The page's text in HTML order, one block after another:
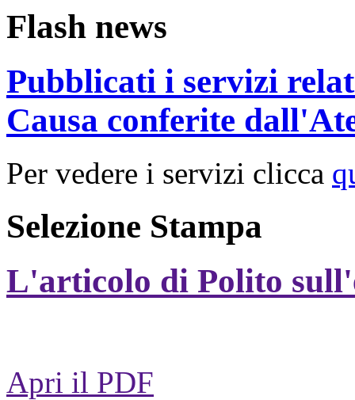
Flash news
Pubblicati i servizi
Causa conferite
Per vedere i servizi clicca
Selezione Stampa
L'articolo di Polito
Apri il PDF